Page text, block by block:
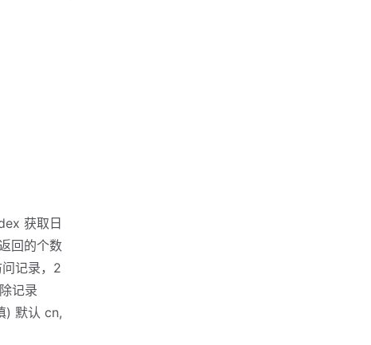
获取日
回的个数
记录，2
记录
) 默认 cn,